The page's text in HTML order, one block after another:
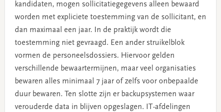
kandidaten, mogen sollicitatiegegevens alleen bewaard
worden met expliciete toestemming van de sollicitant, en
dan maximaal een jaar. In de praktijk wordt die
toestemming niet gevraagd. Een ander struikelblok
vormen de personeelsdossiers. Hiervoor gelden
verschillende bewaartermijnen, maar veel organisaties
bewaren alles minimaal 7 jaar of zelfs voor onbepaalde
duur bewaren. Ten slotte zijn er backupsystemen waar
verouderde data in blijven opgeslagen. IT-afdelingen